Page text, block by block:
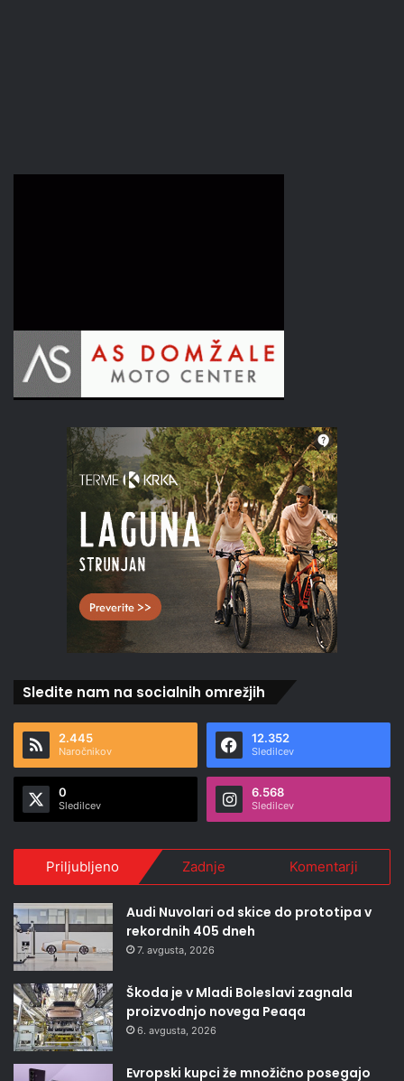
Sledite nam na socialnih omrežjih
2.445
Naročnikov
12.352
Sledilcev
0
Sledilcev
6.568
Sledilcev
Priljubljeno Zadnje Komentarji
Audi Nuvolari od skice do prototipa v
rekordnih 405 dneh
7. avgusta, 2026
Škoda je v Mladi Boleslavi zagnala
proizvodnjo novega Peaqa
6. avgusta, 2026
Evropski kupci že množično posegajo